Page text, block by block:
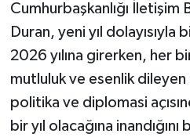
Cumhurbaşkanlığı İletişim
Duran, yeni yıl dolayısıyla
2026 yılına girerken, her
mutluluk ve esenlik dileyen
politika ve diplomasi
bir yıl olacağına